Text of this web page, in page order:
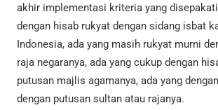
akhir implementasi kriteria yang
dengan hisab rukyat dengan sidang isbat
Indonesia, ada yang masih rukyat murni
raja negaranya, ada yang cukup dengan
putusan majlis agamanya, ada yang
dengan putusan sultan atau rajanya.